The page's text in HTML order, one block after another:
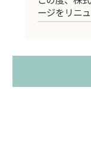
ージをリニ